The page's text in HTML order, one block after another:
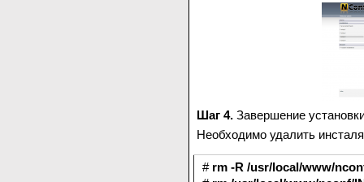
Шаг 4. Завершение
Необходимо удалить
# rm -R /usr/local/www/